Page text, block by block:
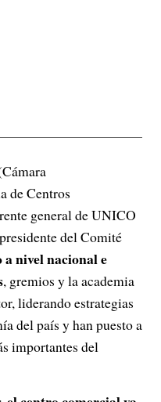
de Centros
general de UNICO
del Comité
a nivel nacional e
, gremios y la academia
liderando estrategias
del país y han puesto a
importantes del